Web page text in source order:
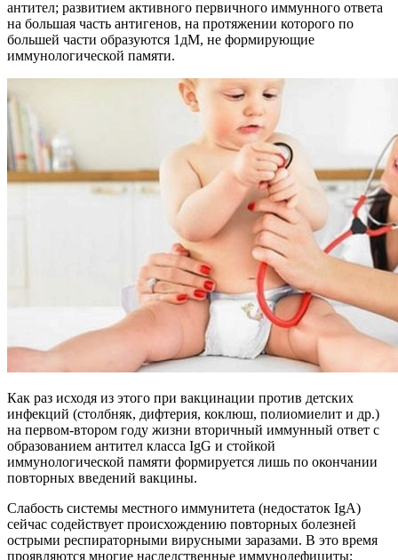
антител; развитием активного первичного иммунного ответа
на большая часть антигенов, на протяжении которого по
большей части образуются 1дМ, не формирующие
иммунологической памяти.
Как раз исходя из этого при вакцинации против детских
инфекций (столбняк, дифтерия, коклюш, полиомиелит и др.)
на первом-втором году жизни вторичный иммунный ответ с
образованием антител класса IgG и стойкой
иммунологической памяти формируется лишь по окончании
повторных введений вакцины.
Слабость системы местного иммунитета (недостаток IgA)
сейчас содействует происхождению повторных болезней
острыми респираторными вирусными заразами. В это время
проявляются многие наследственные иммунодефициты;